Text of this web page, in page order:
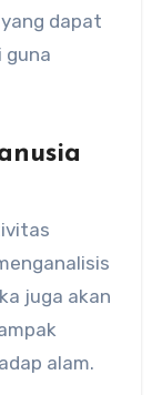
dapat
guna
juga akan
alam.